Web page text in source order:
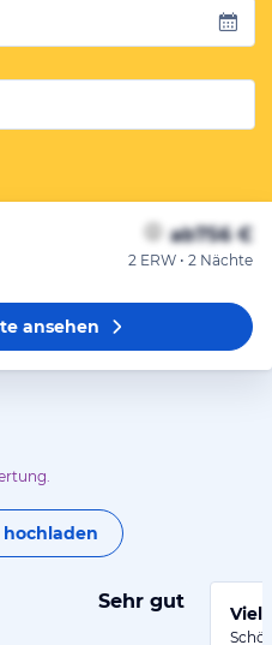
ab756 €
2 ERW • 2 Nächte
ansehen
Sehr gut